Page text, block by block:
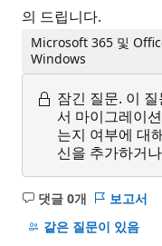
의 드립니다.
Microsoft 365 및
Windows
잠긴 질문. 이
서 마이그레이
는지 여부에 대
신을 추가하거
댓글 0개
설
명
보고서
같은 질문이 있음